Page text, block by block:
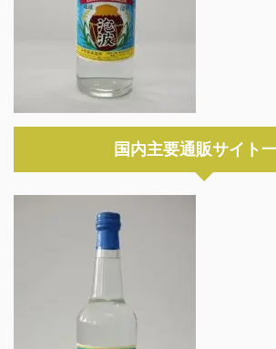
国内主要通販サイト